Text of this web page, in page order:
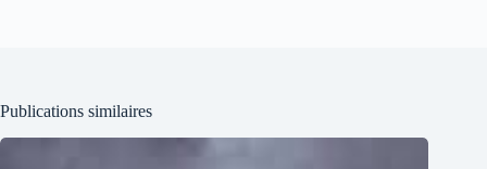
Publications similaires